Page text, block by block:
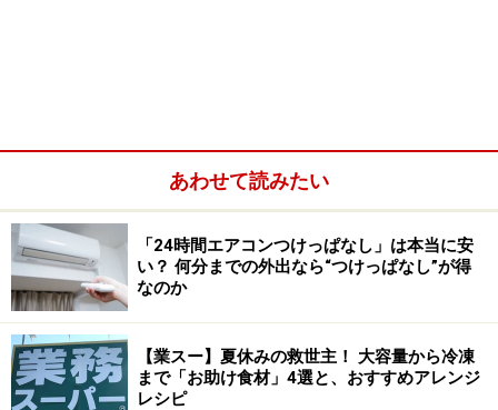
になるまでが1～2週間と大変短いため、1度産卵されて
しまうと一気に増えてしまうのです。こうならないため
に必要なのは、とにかく原因となるものを排除するこ
と。
あわせて読みたい
「24時間エアコンつけっぱなし」は本当に安
い？ 何分までの外出なら“つけっぱなし”が得
なのか
【業スー】夏休みの救世主！ 大容量から冷凍
まで「お助け食材」4選と、おすすめアレンジ
レシピ